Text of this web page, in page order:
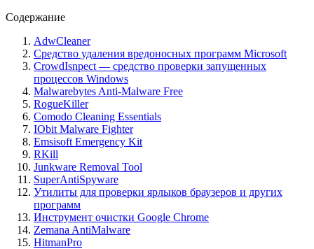
Содержание
AdwCleaner
Средство удаления вредоносных программ Microsoft
CrowdIsnpect — средство проверки запущенных
процессов Windows
Malwarebytes Anti-Malware Free
RogueKiller
Comodo Cleaning Essentials
IObit Malware Fighter
Emsisoft Emergency Kit
RKill
Junkware Removal Tool
SuperAntiSpyware
Утилиты для проверки ярлыков браузеров и других
программ
Инструмент очистки Google Chrome
Zemana AntiMalware
HitmanPro